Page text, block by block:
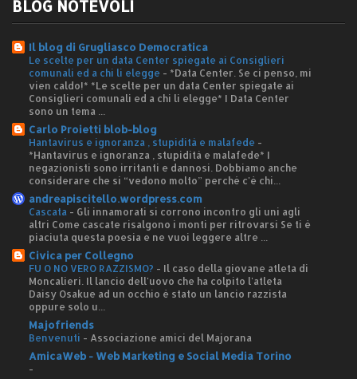
BLOG NOTEVOLI
Il blog di Grugliasco Democratica
Le scelte per un data Center spiegate ai Consiglieri
comunali ed a chi li elegge - *Data Center. Se ci penso, mi
vien caldo!* *Le scelte per un data Center spiegate ai
Consiglieri comunali ed a chi li elegge* I Data Center
sono un tema ...
Carlo Proietti blob-blog
Hantavirus e ignoranza , stupidità e malafede -
*Hantavirus e ignoranza , stupidità e malafede* I
negazionisti sono irritanti e dannosi. Dobbiamo anche
considerare che si “vedono molto” perché c'è chi...
andreapiscitello.wordpress.com
Cascata - Gli innamorati si corrono incontro gli uni agli
altri Come cascate risalgono i monti per ritrovarsi Se ti è
piaciuta questa poesia e ne vuoi leggere altre ...
Civica per Collegno
FU O NO VERO RAZZISMO? - Il caso della giovane atleta di
Moncalieri. Il lancio dell'uovo che ha colpito l'atleta
Daisy Osakue ad un occhio è stato un lancio razzista
oppure solo u...
Majofriends
Benvenuti - Associazione amici del Majorana
AmicaWeb - Web Marketing e Social Media Torino
-